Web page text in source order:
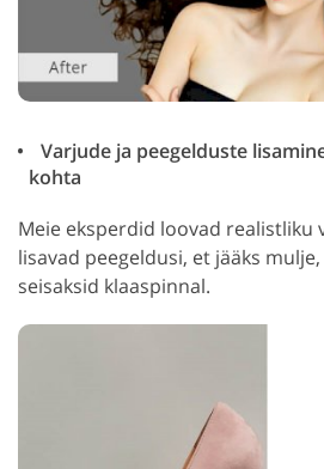
Varjude ja peegelduste
kohta
Meie eksperdid loovad realistliku
lisavad peegeldusi, et jääks
seisaksid klaaspinnal.